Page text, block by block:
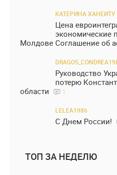
КАТЕРИНА ХАНЕИТУ
Цена
экономические
Молдове Соглашение об
Руководство
потерю
области
1
LELEA1986
С Днем России!
ТОП ЗА НЕДЕЛЮ